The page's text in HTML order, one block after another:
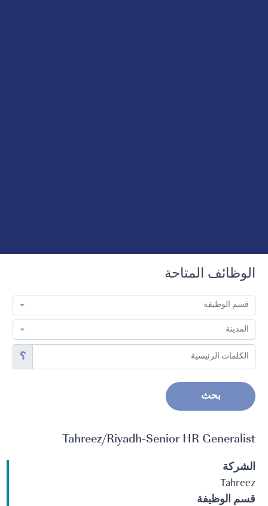
الوظائف المتاحة
قسم الوظيفة
المدينة
بحث
Tahreez/Riyadh-Senior HR Generalist
الشركة
Tahreez
قسم الوظيفة